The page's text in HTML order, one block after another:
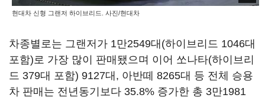
현대차 신형 그랜저 하이브리드. 사진/현대차
차종별로는 그랜저가 1만2549대(하이브리드 1046대
포함)로 가장 많이 판매됐으며 이어 쏘나타(하이브리
드 379대 포함) 9127대, 아반떼 8265대 등 전체 승용
차 판매는 전년동기보다 35.8% 증가한 총 3만1981